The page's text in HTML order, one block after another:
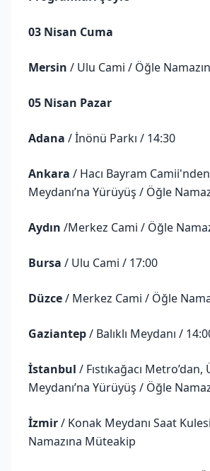
03 Nisan Cuma
Mersin / Ulu Cami / Öğle
05 Nisan Pazar
Adana / İnönü Parkı / 14:30
Ankara / Hacı Bayram
Meydanı’na Yürüyüş / Öğle
Aydın /Merkez Cami / Öğle
Bursa / Ulu Cami / 17:00
Düzce/ Merkez Cami / Öğle
Gaziantep/ Balıklı Meydanı /
İstanbul / Fıstıkağacı
Meydanı’na Yürüyüş / Öğle
İzmir/ Konak Meydanı Saat
Namazına Müteakip